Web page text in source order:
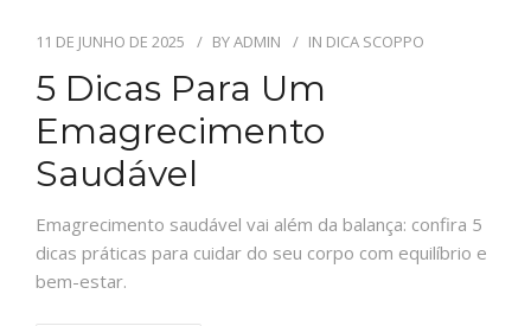
11 DE JUNHO DE 2025 BYADMIN IN DICA SCOPPO
5 Dicas Para Um
Emagrecimento
Saudável
Emagrecimento saudável vai além da balança: confira 5
dicas práticas para cuidar do seu corpo com equilíbrio e
bem-estar.